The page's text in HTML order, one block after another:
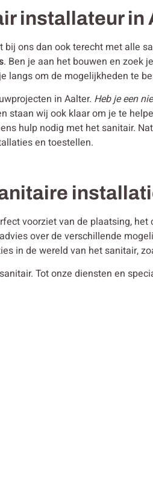
installateur in
ons dan ook terecht met alle
. Ben je aan het bouwen en zoek
langs om de mogelijkheden te
in Aalter. Heb je een
staan wij ook klaar om je te
hulp nodig met het sanitair.
en toestellen.
voorziet van de plaatsing,
over de verschillende
in de wereld van het sanitair,
Tot onze diensten en